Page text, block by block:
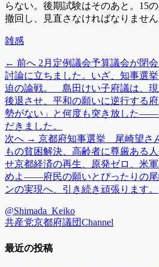
らない。後期試験はそのあと。15
撤回し、見直さなければなりません
カ
ゴ
リ
ー
雑感
投
稿
ナ
ビ
ゲ
ー
シ
ン
← 前へ 前
の
投
稿:
2月定例議会予算議会が閉
討論に立ちました。いざ、知事選
迫の論戦。 島田けい子府議は、
後退させ、平和の願いに逆行する
勢がない」と何度も突き放した――
だきました。
次へ → 次
の
投
稿:
京都府知事選挙 尾崎望さ
もの貧困解決、高齢者に尊厳ある
せ京都経済の再生、原発ゼロ、米
めよ――府民の願いとぴったりの尾
ンの実現へ、引き続き頑張ります。
@Shimada_Keiko
共産党京都府議団Channel
最近の投稿